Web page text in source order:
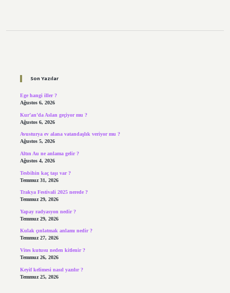
Son Yazılar
Ege hangi iller ?
Ağustos 6, 2026
Kur’an’da Aslan geçiyor mu ?
Ağustos 6, 2026
Avusturya ev alana vatandaşlık veriyor mu ?
Ağustos 5, 2026
Altın Au ne anlama gelir ?
Ağustos 4, 2026
Tesbihin kaç taşı var ?
Temmuz 31, 2026
Trakya Festivali 2025 nerede ?
Temmuz 29, 2026
Yapay radyasyon nedir ?
Temmuz 29, 2026
Kulak çınlatmak anlamı nedir ?
Temmuz 27, 2026
Vites kutusu neden kitlenir ?
Temmuz 26, 2026
Keyif kelimesi nasıl yazılır ?
Temmuz 25, 2026